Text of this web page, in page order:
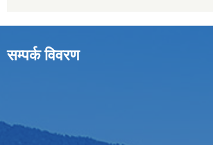
सम्पर्क विवरण